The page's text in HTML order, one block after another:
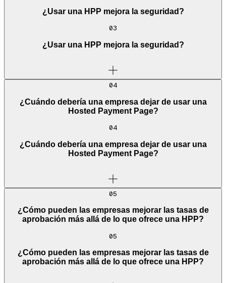
¿Usar una HPP mejora la seguridad?
03
¿Usar una HPP mejora la seguridad?
04
¿Cuándo debería una empresa dejar de usar una
Hosted Payment Page?
04
¿Cuándo debería una empresa dejar de usar una
Hosted Payment Page?
05
¿Cómo pueden las empresas mejorar las tasas de
aprobación más allá de lo que ofrece una HPP?
05
¿Cómo pueden las empresas mejorar las tasas de
aprobación más allá de lo que ofrece una HPP?